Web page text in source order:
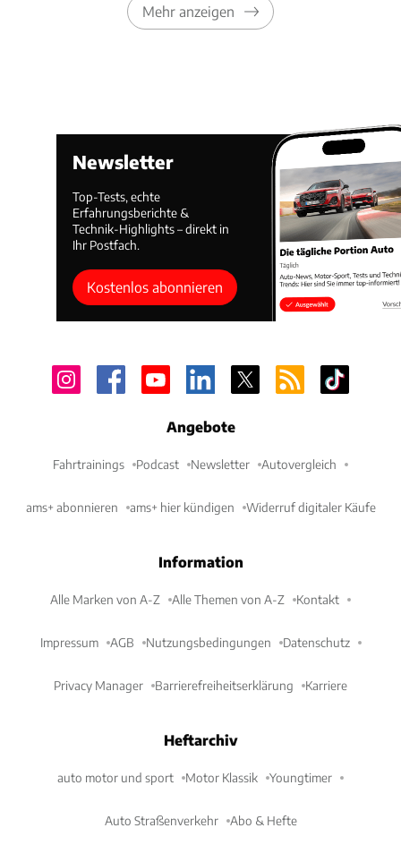
Mehr anzeigen
Newsletter
Top-Tests, echte
Erfahrungsberichte &
Technik-Highlights – direkt in
Ihr Postfach.
Kostenlos abonnieren
Angebote
Fahrtrainings Podcast Newsletter Autovergleich
ams+ abonnieren ams+ hier kündigen Widerruf digitaler Käufe
Information
Alle Marken von A-Z Alle Themen von A-Z Kontakt
Impressum AGB Nutzungsbedingungen Datenschutz
Privacy Manager Barrierefreiheitserklärung Karriere
Heftarchiv
auto motor und sport Motor Klassik Youngtimer
Auto Straßenverkehr Abo & Hefte